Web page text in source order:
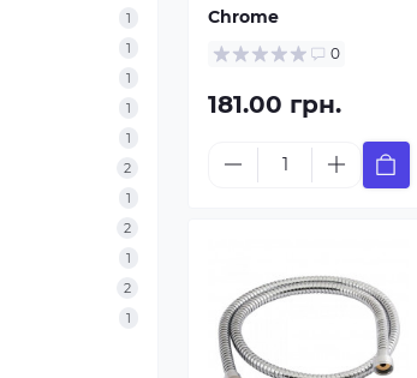
1
1
1
1
1
2
1
2
1
2
1
Chrome
0
181.00 грн.